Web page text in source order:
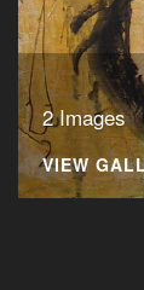
2 Images
VIEW